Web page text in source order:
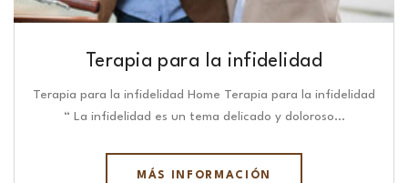
Terapia para la infidelidad
Terapia para la infidelidad Home Terapia para la infidelidad
“ La infidelidad es un tema delicado y doloroso…
MÁS INFORMACIÓN